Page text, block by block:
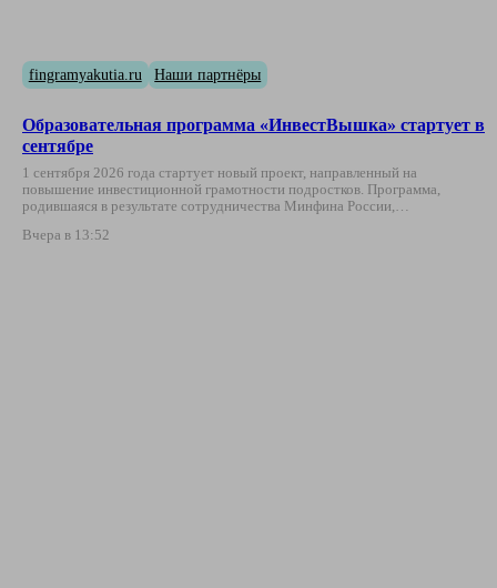
fingramyakutia.ru Наши партнёры
Образовательная программа «ИнвестВышка» стартует в
сентябре
1 сентября 2026 года стартует новый проект, направленный на
повышение инвестиционной грамотности подростков. Программа,
родившаяся в результате сотрудничества Минфина России,…
Вчера в 13:52